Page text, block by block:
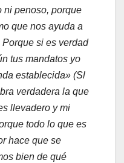
ni penoso, porque
que nos ayuda a
si es verdad
tus mandatos yo
establecida» (Sl
verdadera la que
llevadero y mi
todo lo que es
hace que se
bien de qué